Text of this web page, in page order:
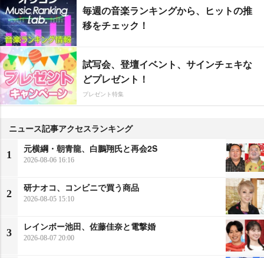
毎週の音楽ランキングから、ヒットの推
移をチェック！
試写会、登壇イベント、サインチェキな
どプレゼント！
プレゼント特集
ニュース記事アクセスランキング
1
元横綱・朝青龍、白鵬翔氏と再会2S
2026-08-06 16:16
2
研ナオコ、コンビニで買う商品
2026-08-05 15:10
3
レインボー池田、佐藤佳奈と電撃婚
2026-08-07 20:00